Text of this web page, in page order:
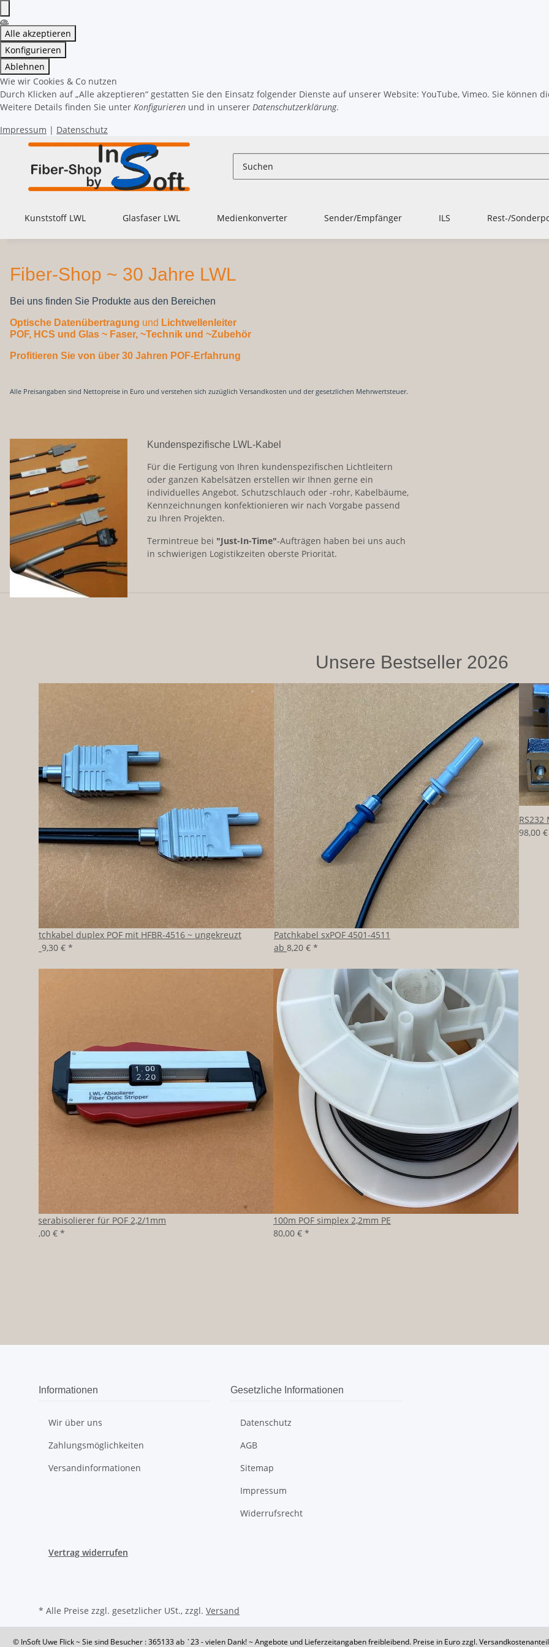
Alle akzeptieren
Konfigurieren
Ablehnen
Wie wir Cookies & Co nutzen
Durch Klicken auf „Alle akzeptieren“ gestatten Sie den Einsatz folgender Dienste auf unserer Website: YouTube, Vimeo. Sie
Weitere Details finden Sie unter Konfigurieren und in unserer Datenschutzerklärung.
Impressum | Datenschutz
Kunststoff LWL Glasfaser LWL Medienkonverter Sender/Empfänger ILS Rest-/
Fiber-Shop ~ 30 Jahre LWL
Bei uns finden Sie Produkte aus den Bereichen
Optische Datenübertragung und Lichtwellenleiter
POF, HCS und Glas ~ Faser, ~Technik und ~Zubehör
Profitieren Sie von über 30 Jahren POF-Erfahrung
Alle Preisangaben sind Nettopreise in Euro und verstehen sich zuzüglich Versandkosten und der gesetzlichen Mehrwertsteuer.
Kundenspezifische LWL-Kabel
Für die Fertigung von Ihren kundenspezifischen Lichtleitern
oder ganzen Kabelsätzen erstellen wir Ihnen gerne ein
individuelles Angebot. Schutzschlauch oder -rohr, Kabelbäume,
Kennzeichnungen konfektionieren wir nach Vorgabe passend
zu Ihren Projekten.
Termintreue bei "Just-In-Time"-Aufträgen haben bei uns auch
in schwierigen Logistikzeiten oberste Priorität.
Unsere Bestseller 2026
Patchkabel duplex POF mit HFBR-4516 ~ ungekreuzt
9,30 € *
Patchkabel sxPOF 4501-4511
ab 8,20 € *
98,00
Faserabisolierer für POF 2,2/1mm
39,00 € *
100m POF simplex 2,2mm PE
80,00 € *
Informationen
Wir über uns
Zahlungsmöglichkeiten
Versandinformationen
Gesetzliche Informationen
Datenschutz
AGB
Sitemap
Impressum
Widerrufsrecht
Vertrag widerrufen
* Alle Preise zzgl. gesetzlicher USt., zzgl. Versand
© InSoft Uwe Flick~ Sie sind Besucher : 365133ab `23 - vielen Dank! ~ Angebote und Lieferzeitangaben freibleibend. Preise in Euro zzgl.